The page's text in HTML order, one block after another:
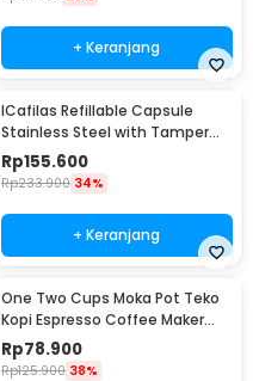
+ Keranjang
ICafilas Refillable Capsule
Stainless Steel with Tamper
for Nespresso - F456
Rp155.600
Rp233.900 34%
+ Keranjang
One Two Cups Moka Pot Teko
Kopi Espresso Coffee Maker
Stovetop 6 Cup 300ml - Z21
Rp78.900
Rp125.900 38%